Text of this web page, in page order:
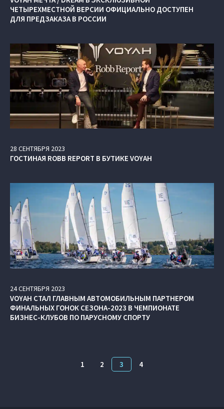
ЧЕТЫРЕХМЕСТНОЙ ВЕРСИИ ОФИЦИАЛЬНО ДОСТУПЕН
ДЛЯ ПРЕДЗАКАЗА В РОССИИ
28 СЕНТЯБРЯ 2023
ГОСТИНАЯ ROBB REPORT В БУТИКЕ VOYAH
24СЕНТЯБРЯ 2023
VOYAH СТАЛ ГЛАВНЫМ АВТОМОБИЛЬНЫМ ПАРТНЕРОМ
ФИНАЛЬНЫХ ГОНОК СЕЗОНА-2023 В ЧЕМПИОНАТЕ
БИЗНЕС-КЛУБОВ ПО ПАРУСНОМУ СПОРТУ
1 2 3 4